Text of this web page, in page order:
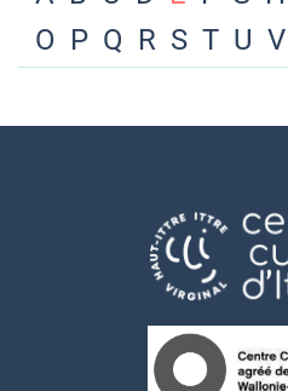
O P Q R S T U V